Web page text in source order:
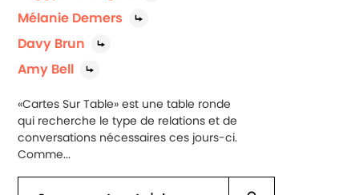
Mélanie Demers
Davy Brun
Amy Bell
«Cartes Sur Table» est une table ronde
qui recherche le type de relations et de
conversations nécessaires ces jours-ci.
Comme...